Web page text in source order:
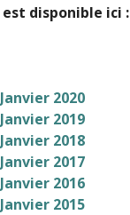
disponible ici :
2020
2019
2018
2017
2016
2015